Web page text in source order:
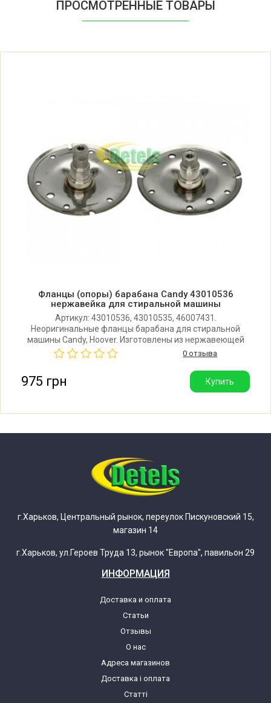
Candy CLT 373DM-47 31007053
Candy CLT G370DM-S 31006984
Candy CLT G372DM-S 31006985
Candy CLT HG272D-S 31007669
Candy CLT161L47 31007057
Candy CLT260LS 31006982
Candy CLT272L47 31007051
Candy CLT272LS 31007077
Candy CLT360LS 31007407
Candy CLT362DS47 31007269
Candy CLT362LS 31006983
Candy CLT363DM47 31007049
Candy CLT363DMS47 31007268
Candy CLT363LM47 31007050
ПРОСМОТРЕННЫЕ ТОВАРЫ
Фланцы (опоры) барабана Candy 43010536
нержавейка для стиральной машины
Артикул: 43010536, 43010535, 46007431.
Неоригинальные фланцы барабана для стиральной
машины Candy, Hoover. Изготовлены из нержавеющей
стали. Гораздо надежнее силуминового оригинала.
Производитель: Украина.
0 отзыва
975 грн Купить
г.Харьков, Центральный рынок, переулок Пискуновский 15,
магазин 14
г.Харьков, ул.Героев Труда 13, рынок "Европа", павильон 29
ИНФОРМАЦИЯ
Доставка и оплата
Статьи
Отзывы
О нас
Адреса магазинов
Доставка і оплата
Статті